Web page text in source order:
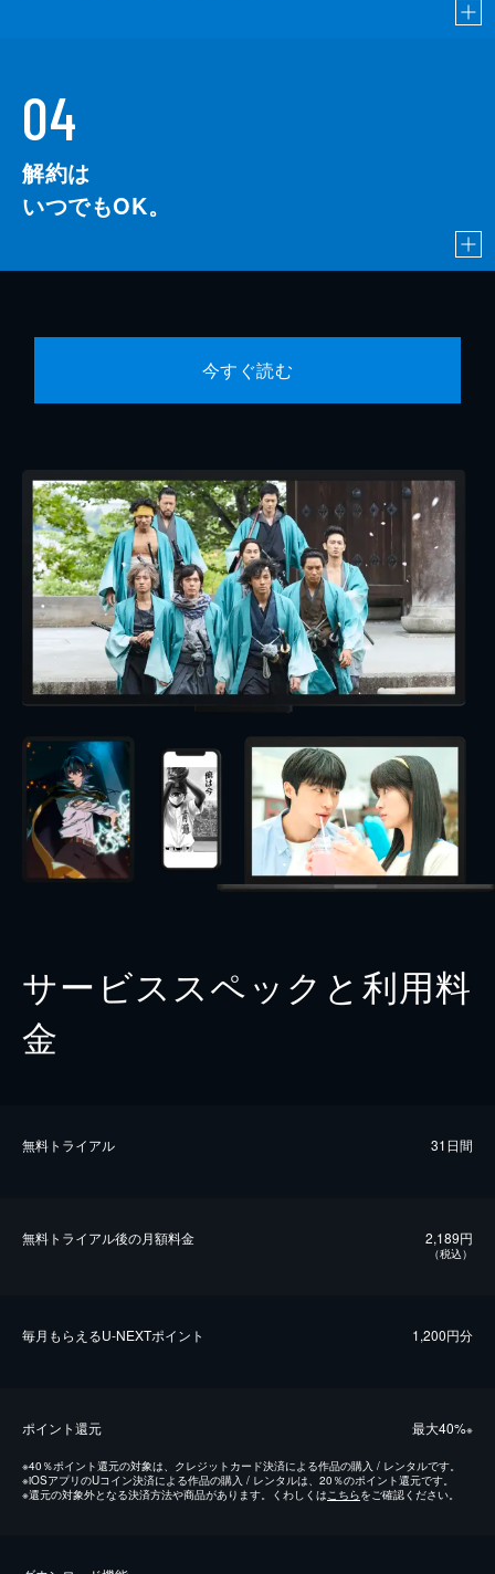
04
解約は
いつでもOK。
今すぐ読む
サービススペックと利用料
金
無料トライアル 31日間
無料トライアル後の⽉額料金 2,189円
（税込）
毎⽉もらえるU-NEXTポイント 1,200円分
ポイント還元 最⼤40%※
※40％ポイント還元の対象は、クレジットカード決済による作品の購入 / レンタルです。
※iOSアプリのUコイン決済による作品の購入 / レンタルは、20％のポイント還元です。
※還元の対象外となる決済方法や商品があります。くわしくはこちらをご確認ください。